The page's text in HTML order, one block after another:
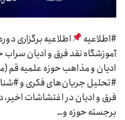
#اطلاعیه
اطلاعیه‌ برگزاری
آموزشگاه نقد فرق و ادیان
ادیان و مذاهب حوزه علمیه قم
#تحلیل جریان‌های فکری و
فرق و ادیان در اغتشاشات
برجسته حوزه و…